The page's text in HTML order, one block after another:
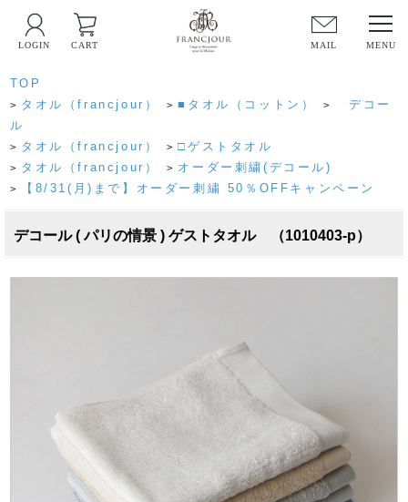
MAIL
LOGIN CART
TOP
> タオル（francjour） > ■タオル（コットン） >
デコー
ル
> タオル（francjour） > □ゲストタオル
> タオル（francjour） > オーダー刺繍(デコール)
> 【8/31(月)まで】オーダー刺繍 50％OFFキャンペーン
デコール ( パリの情景 ) ゲストタオル （1010403-p）